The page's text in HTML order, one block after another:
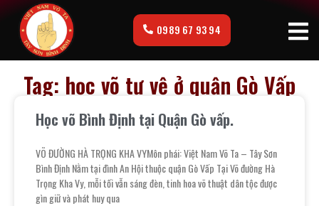
0989 67 93 94
Tag: học võ tự vệ ở quận Gò Vấp
Học võ Bình Định tại Quận Gò vấp.
VÕ ĐƯỜNG HÀ TRỌNG KHA VYMôn phái: Việt Nam Võ Ta – Tây Sơn
Bình Định Nằm tại đình An Hội thuộc quận Gò Vấp Tại Võ đường Hà
Trọng Kha Vy, mỗi tối vẫn sáng đèn, tinh hoa võ thuật dân tộc được
gìn giữ và phát huy qua